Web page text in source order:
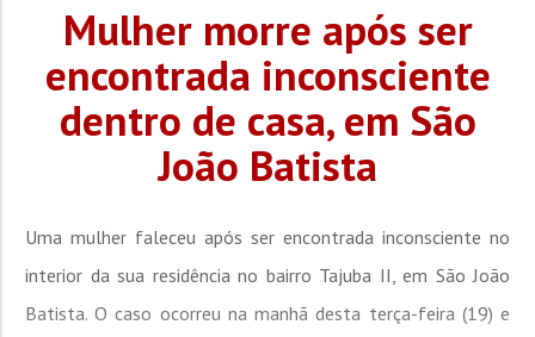
Mulher morre após ser
encontrada inconsciente
dentro de casa, em São
João Batista
Uma mulher faleceu após ser encontrada inconsciente no
interior da sua residência no bairro Tajuba II, em São João
Batista. O caso ocorreu na manhã desta terça-feira (19) e